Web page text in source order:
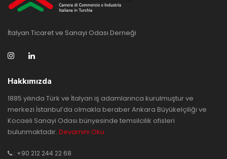
İtalyan Ticaret ve Sanayi Odası Derneği
Hakkımızda
1885 yılında Türk ve İtalyan iş adamlarınca kurulmuştur ve
merkezi İstanbul’da olmakla beraber Ankara Büyükelçiliği ve
Kocaeli Sanayi Odası bünyesinde temsilcilik ofisleri
bulunmaktadır. Devamını Oku
: +90 212 244 22 68